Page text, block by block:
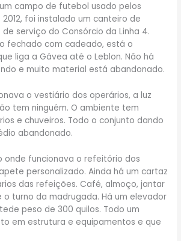
campo de futebol usado pelos
2012, foi instalado um canteiro de
de serviço do Consórcio da Linha 4.
fechado com cadeado, está o
liga a Gávea até o Leblon. Não há
e muito material está abandonado.
o vestiário dos operários, a luz
tem ninguém. O ambiente tem
e chuveiros. Todo o conjunto dando
abandonado.
onde funcionava o refeitório dos
personalizado. Ainda há um cartaz
das refeições. Café, almoço, jantar
o turno da madrugada. Há um elevador
peso de 300 quilos. Todo um
em estrutura e equipamentos e que